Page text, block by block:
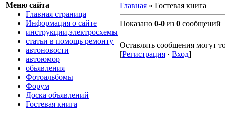
Меню сайта
Главная страница
Информация о сайте
инструкции,электросхемы
статьи в помощь ремонту
автоновости
автоюмор
обьявления
Фотоальбомы
Форум
Доска объявлений
Гостевая книга
Главная » Гостевая книга
Показано 0-0 из 0 сообщений
Оставлять сообщения могут
[Регистрация · Вход]